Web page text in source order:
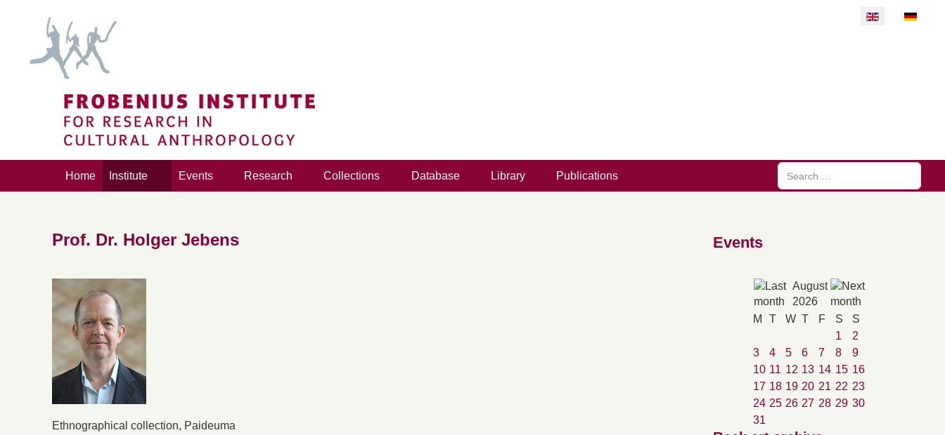
Select your
Home Institute Events Research Collections Database Library Publications
Search
Prof. Dr. Holger Jebens
Ethnographical collection, Paideuma
Events
August
2026
M
T W T F S
S
1
2
3
4 5 6 7 8
9
10 11 12 13 14 15 16
17 18 19 20 21 22 23
24 25 26 27 28 29 30
31